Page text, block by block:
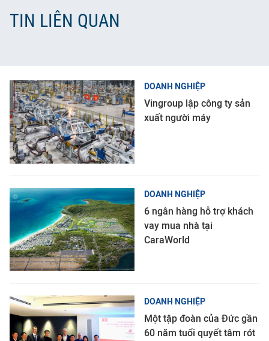
TIN LIÊN QUAN
DOANH NGHIỆP
Vingroup lập công ty sản
xuất người máy
DOANH NGHIỆP
6 ngân hàng hỗ trợ khách
vay mua nhà tại
CaraWorld
DOANH NGHIỆP
Một tập đoàn của Đức gần
60 năm tuổi quyết tâm rót